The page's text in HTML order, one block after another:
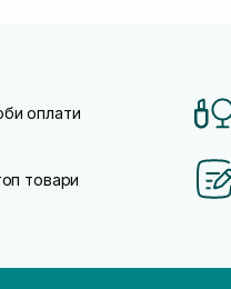
оплати
товари